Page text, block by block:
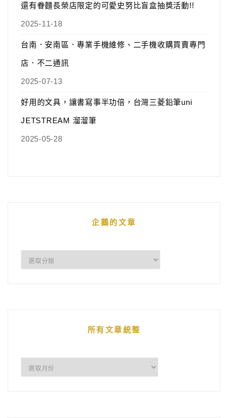
還有眷麵長榮店限定的可愛史努比盲盒抽獎活動!!
2025-11-18
台南．安南區．專業手機維修、二手機收購買賣專門
店．不二通訊
2025-07-13
好用的文具，讓書寫事半功倍，台灣三菱鉛筆uni
JETSTREAM 溜溜筆
2025-05-28
企鵝的文章
所有文章統整